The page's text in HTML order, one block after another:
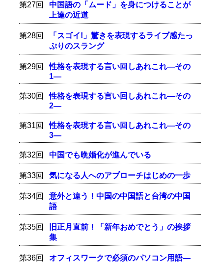
第27回
中国語の「ムード」を身につけることが
上達の近道
第28回
「スゴイ!」驚きを表現するライブ感たっ
ぷりのスラング
第29回
性格を表現する言い回しあれこれ―その
1―
第30回
性格を表現する言い回しあれこれ―その
2―
第31回
性格を表現する言い回しあれこれ―その
3―
第32回 中国でも晩婚化が進んでいる
第33回 気になる人へのアプローチはじめの一歩
第34回
意外と違う！中国の中国語と台湾の中国
語
第35回
旧正月直前！「新年おめでとう」の挨拶
集
第36回
オフィスワークで必須のパソコン用語―